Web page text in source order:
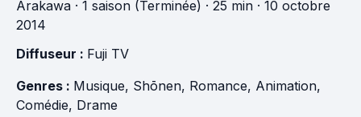
Arakawa · 1 saison (Terminée) · 25 min · 10 octobre
2014
Diffuseur : Fuji TV
Genres : Musique, Shōnen, Romance, Animation,
Comédie, Drame